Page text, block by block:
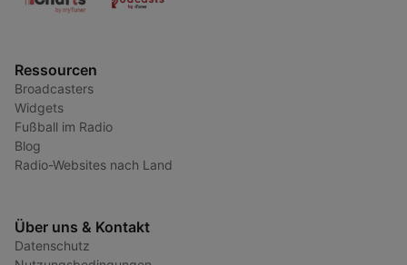
Ressourcen
Broadcasters
Widgets
Fußball im Radio
Blog
Radio-Websites nach Land
Über uns & Kontakt
Datenschutz